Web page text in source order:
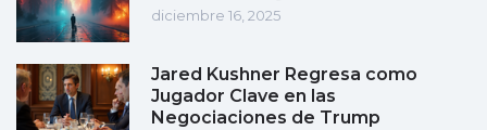
diciembre 16, 2025
Jared Kushner Regresa como
Jugador Clave en las
Negociaciones de Trump